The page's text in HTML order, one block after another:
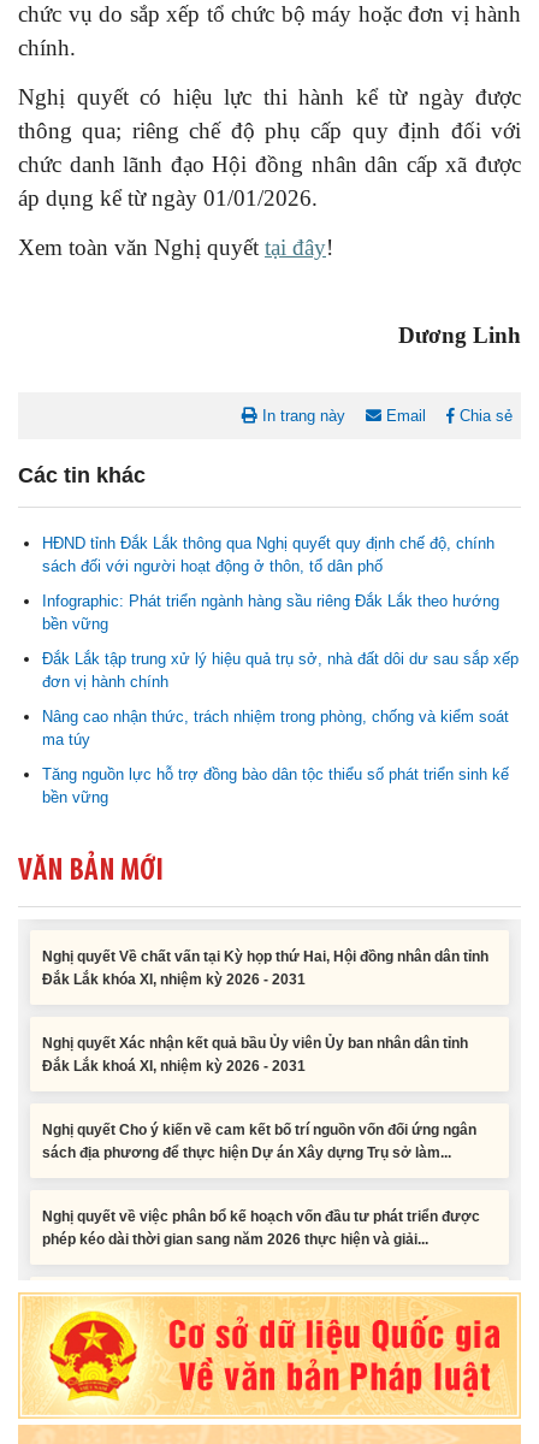
chức vụ do sắp xếp tổ chức bộ máy hoặc đơn vị hành
chính.
Nghị quyết có hiệu lực thi hành kể từ ngày được
thông qua; riêng chế độ phụ cấp quy định đối với
chức danh lãnh đạo Hội đồng nhân dân cấp xã được
áp dụng kể từ ngày 01/01/2026.
Xem toàn văn Nghị quyết tại đây!
Dương Linh
In trang này Email Chia sẻ
Các tin khác
HĐND tỉnh Đắk Lắk thông qua Nghị quyết quy định chế độ, chính
sách đối với người hoạt động ở thôn, tổ dân phố
Infographic: Phát triển ngành hàng sầu riêng Đắk Lắk theo hướng
bền vững
Đắk Lắk tập trung xử lý hiệu quả trụ sở, nhà đất dôi dư sau sắp xếp
đơn vị hành chính
Nâng cao nhận thức, trách nhiệm trong phòng, chống và kiểm soát
ma túy
Tăng nguồn lực hỗ trợ đồng bào dân tộc thiểu số phát triển sinh kế
bền vững
VĂN BẢN MỚI
Nghị quyết Cho ý kiến về cam kết bố trí nguồn vốn đối ứng ngân
sách địa phương để thực hiện Dự án Xây dựng Trụ sở làm...
Nghị quyết về việc phân bổ kế hoạch vốn đầu tư phát triển được
phép kéo dài thời gian sang năm 2026 thực hiện và giải...
công năm 2026 nguồn vốn ngân sách địa phương (đợt 2)
Đắk Lắk khóa XI, nhiệm kỳ 2026 - 2031
Đắk Lắk khoá XI, nhiệm kỳ 2026 - 2031
sách địa phương để thực hiện Dự án Xây dựng Trụ sở làm...
phép kéo dài thời gian sang năm 2026 thực hiện và giải...
công năm 2026 nguồn vốn ngân sách địa phương (đợt 2)
Nghị quyết Về chất vấn tại Kỳ họp thứ Hai, Hội đồng nhân dân tỉnh
Đắk Lắk khóa XI, nhiệm kỳ 2026 - 2031